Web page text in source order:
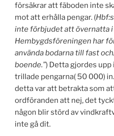
försäkrar att fäboden inte
mot att erhålla pengar. (
inte förbjudet att övernatta i
Hembygdsföreningen har
använda bodarna till fast
boende.”) Detta gjordes upp
trillade pengarna( 50 000)
detta var att betrakta som
ordföranden att nej, det
någon blir störd av
inte gå dit.